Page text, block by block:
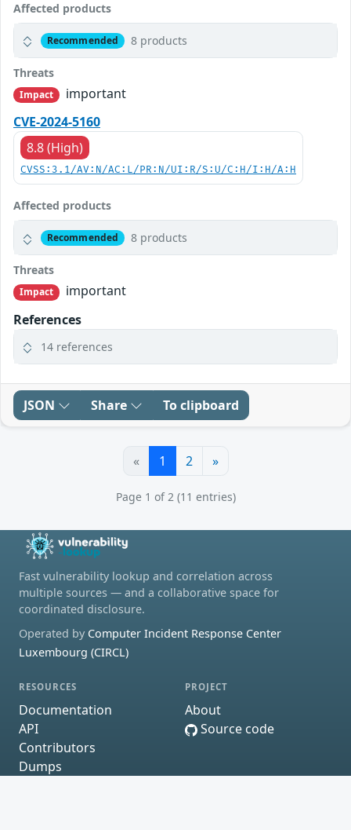
Affected products
Recommended 8 products
Threats
Impact
important
CVE-2024-5160
8.8 (High)
CVSS:3.1/AV:N/AC:L/PR:N/UI:R/S:U/C:H/I:H/A:H
Affected products
Recommended 8 products
Threats
Impact
important
References
14 references
JSON Share To clipboard
« 1 2 »
Page 1 of 2 (11 entries)
Fast vulnerability lookup and correlation across
multiple sources — and a collaborative space for
coordinated disclosure.
Operated by Computer Incident Response Center
Luxembourg (CIRCL)
RESOURCES
Documentation
API
Contributors
Dumps
PROJECT
About
Source code